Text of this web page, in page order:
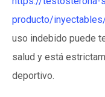
producto/
uso indebido puede
salud y está
deportivo.